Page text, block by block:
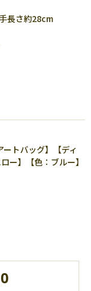
長さ約28cm
ートバッグ】【ディ
ー】【色：ブルー】